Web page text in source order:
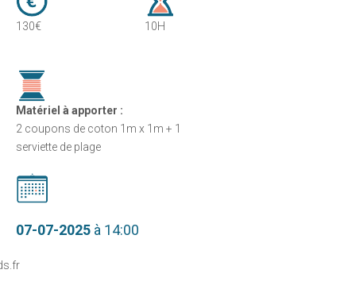
130€ 10H
Matériel à apporter :
2 coupons de coton 1m x 1m + 1
serviette de plage
07-07-2025à 14:00